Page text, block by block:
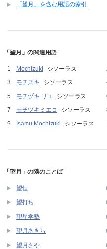
「望月」を含む用語の索引
「望月」の関連用語
Mochizuki シソーラス
モチズキ
シソーラス
モチヅキ リエ
シソーラス
モチヅキミエコ
シソーラス
Isamu Mochizuki
シソーラス
「望月」の隣のことば
望恒
望打ち
望星学塾
望月あきら
望月さや